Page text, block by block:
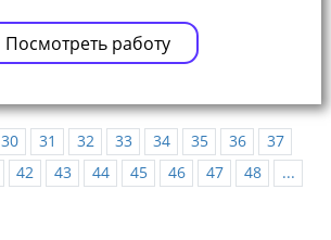
Посмотреть работу
30 31 32 33 34 35 36
37
42 43 44 45 46 47 48
...